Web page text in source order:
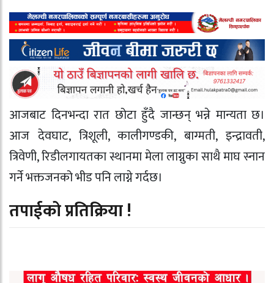
आजबाट दिनभन्दा रात छोटा हुँदै जान्छन् भन्ने मान्यता छ।
आज देवघाट, त्रिशूली, कालीगण्डकी, बाग्मती, इन्द्रावती,
त्रिवेणी, रिडीलगायतका स्थानमा मेला लाग्नुका साथै माघ स्नान
गर्ने भक्तजनको भीड पनि लाग्ने गर्दछ।
तपाईको प्रतिक्रिया !